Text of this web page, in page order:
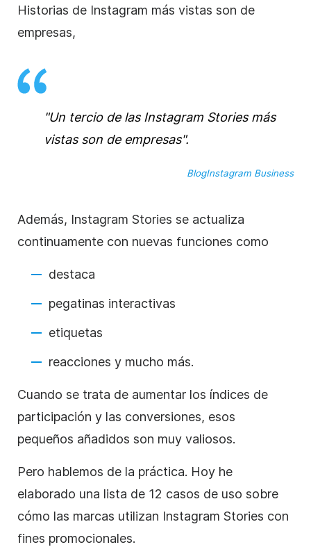
Historias de Instagram más vistas son de
empresas,
"Un tercio de las Instagram Storiesmás
vistas son de empresas".
BlogInstagram Business
Además, Instagram Stories se actualiza
continuamente con nuevas funciones como
destaca
pegatinas interactivas
etiquetas
reacciones y mucho más.
Cuando se trata de aumentar los índices de
participación y las conversiones, esos
pequeños añadidos son muy valiosos.
Pero hablemos de la práctica. Hoy he
elaborado una lista de 12 casos de uso sobre
cómo las marcas utilizan Instagram Stories con
fines promocionales.